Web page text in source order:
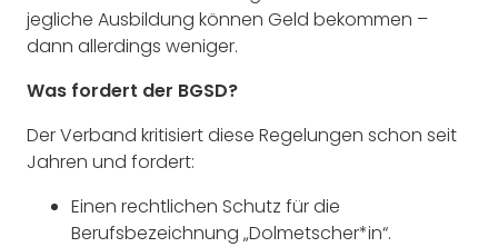
jegliche Ausbildung können Geld bekommen –
dann allerdings weniger.
Was fordert der BGSD?
Der Verband kritisiert diese Regelungen schon seit
Jahren und fordert:
Einen rechtlichen Schutz für die
Berufsbezeichnung „Dolmetscher*in“.